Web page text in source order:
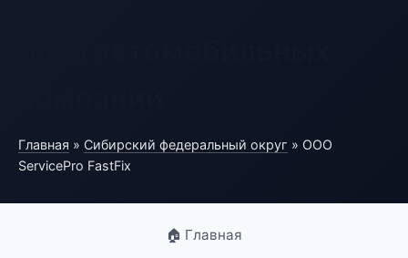
Главная » Сибирский федеральный округ » ООО
ServicePro FastFix
🏠 Главная